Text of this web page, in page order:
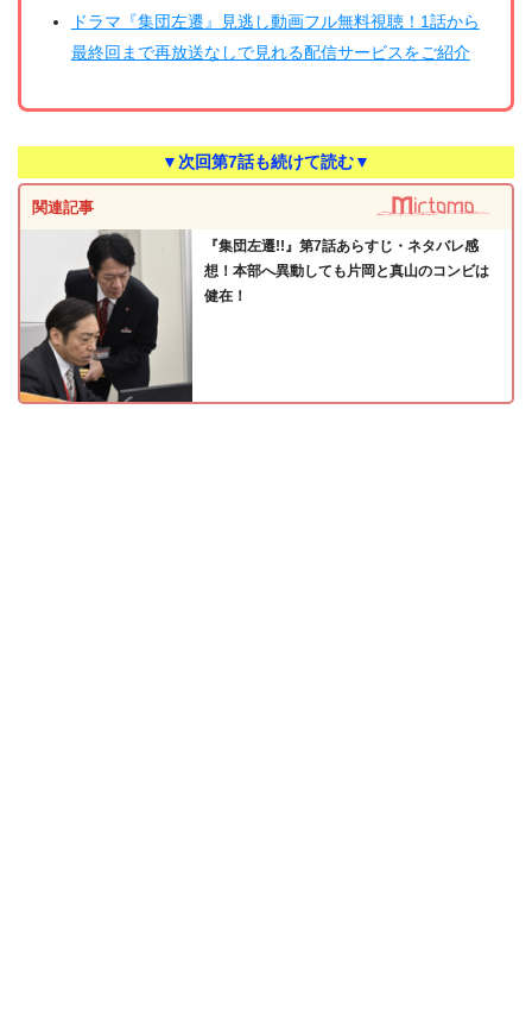
ドラマ『集団左遷』見逃し動画フル無料視聴！1話から
最終回まで再放送なしで見れる配信サービスをご紹介
▼次回第7話も続けて読む▼
関連記事
『集団左遷!!』第7話あらすじ・ネタバレ感
想！本部へ異動しても片岡と真山のコンビは
健在！